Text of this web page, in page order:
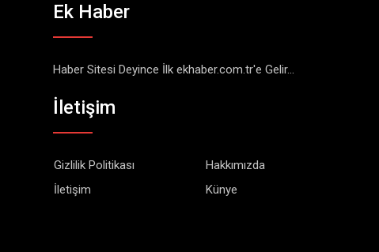
Ek Haber
Haber Sitesi Deyince İlk ekhaber.com.tr'e Gelir...
İletişim
Gizlilik Politikası
Hakkımızda
İletişim
Künye